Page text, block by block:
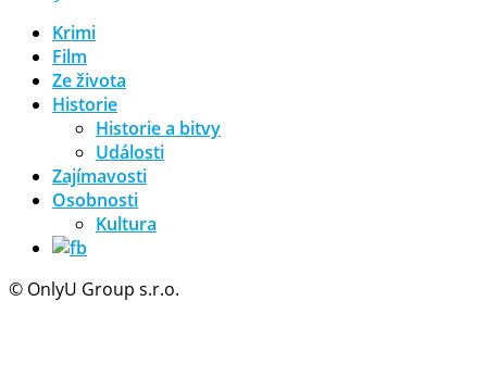
Krimi
Film
Ze života
Historie
Historie a bitvy
Události
Zajímavosti
Osobnosti
Kultura
© OnlyU Group s.r.o.